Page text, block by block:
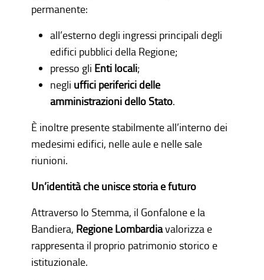
permanente:
all’esterno degli ingressi principali degli
edifici pubblici della Regione;
presso gli Enti locali;
negli uffici periferici delle
amministrazioni dello Stato.
È inoltre presente stabilmente all’interno dei
medesimi edifici, nelle aule e nelle sale
riunioni.
Un’identità che unisce storia e futuro
Attraverso lo Stemma, il Gonfalone e la
Bandiera, Regione Lombardiavalorizza e
rappresenta il proprio patrimonio storico e
istituzionale.